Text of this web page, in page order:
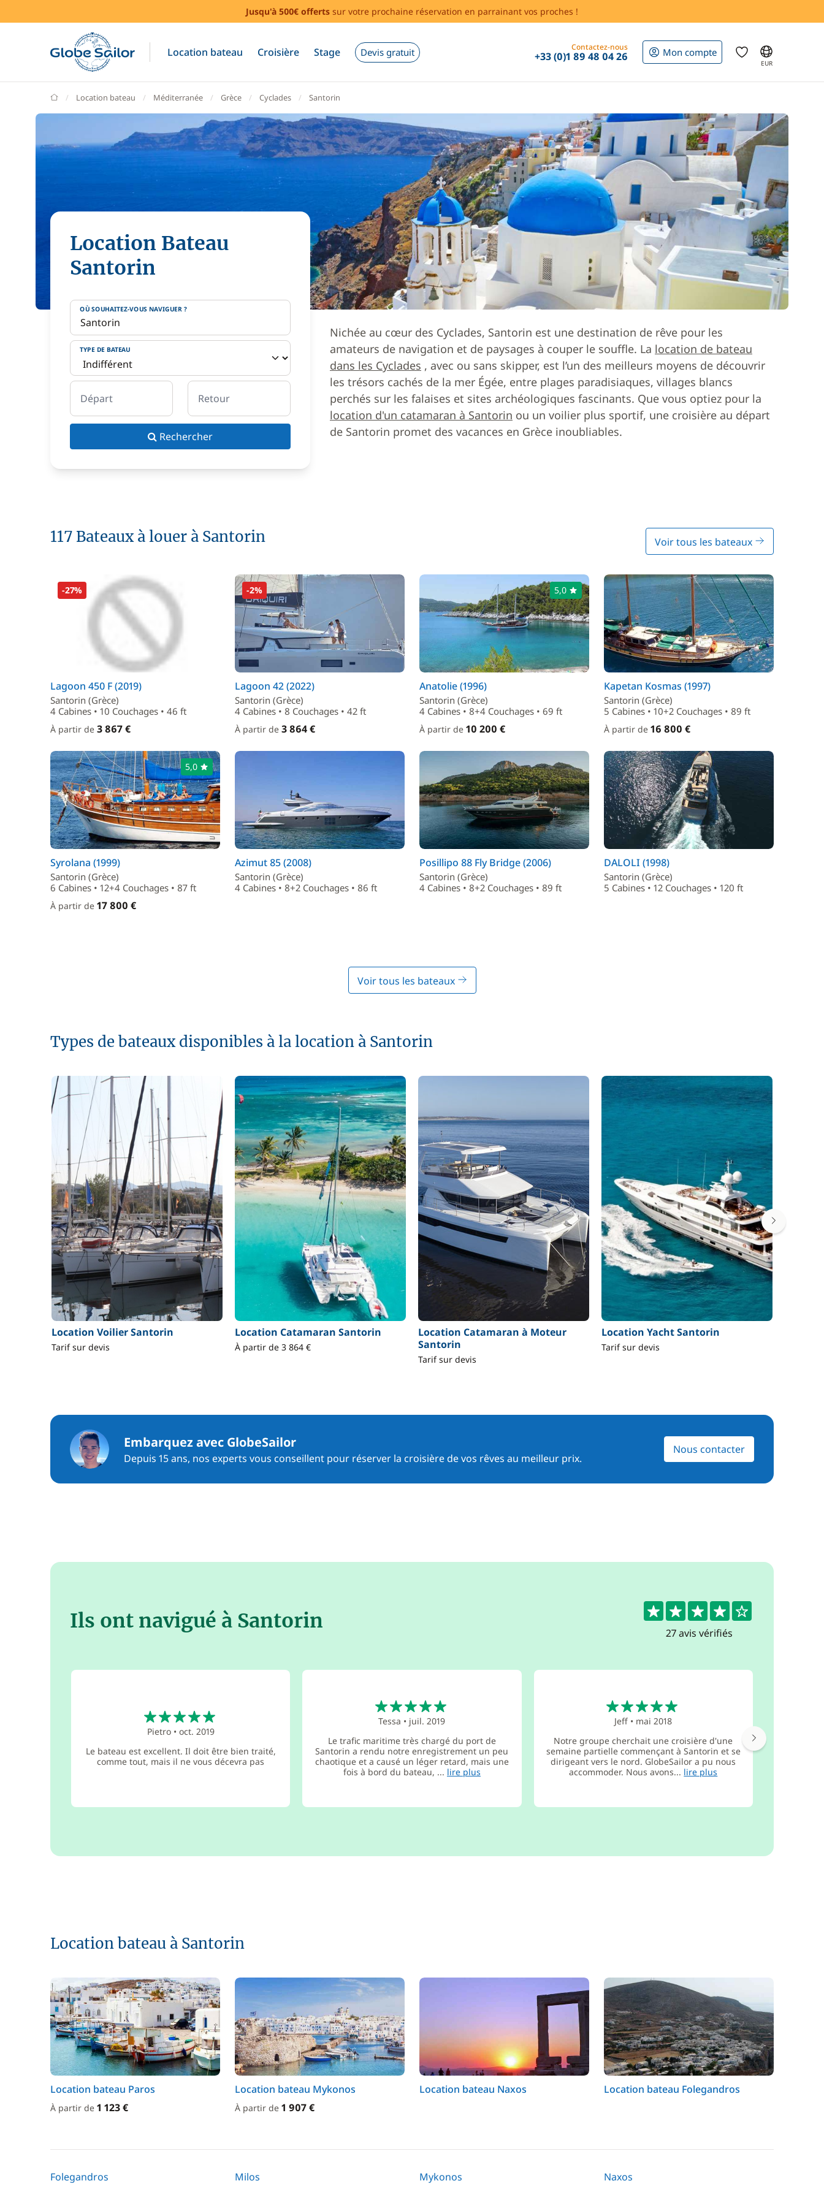
Jusqu'à 500€ offerts sur votre prochaine réservation en parrainant vos proches !
Location bateau Croisière Stage Devis gratuit Contactez-nous
+33 (0)1 89 48 04 26 Mon compte
EUR
GlobeSailor
Location bateau Méditerranée Grèce Cyclades Santorin
Location Bateau
Santorin
OÙ SOUHAITEZ-VOUS NAVIGUER ?
TYPE DE BATEAU
Départ Retour
Rechercher
Nichée au cœur des Cyclades, Santorin est une destination de rêve pour les
amateurs de navigation et de paysages à couper le souffle. La location de bateau
dans les Cyclades , avec ou sans skipper, est l’un des meilleurs moyens de découvrir
les trésors cachés de la mer Égée, entre plages paradisiaques, villages blancs
perchés sur les falaises et sites archéologiques fascinants. Que vous optiez pour la
location d'un catamaran à Santorin ou un voilier plus sportif, une croisière au départ
de Santorin promet des vacances en Grèce inoubliables.
117 Bateaux à louer à Santorin Voir tous les bateaux
-27%
Lagoon 450 F (2019)
Santorin (Grèce)
4 Cabines • 10 Couchages • 46 ft
À partir de 3 867 €
-2%
Lagoon 42 (2022)
Santorin (Grèce)
4 Cabines • 8 Couchages • 42 ft
À partir de 3 864 €
5,0
Anatolie (1996)
Santorin (Grèce)
4 Cabines • 8+4 Couchages • 69 ft
À partir de 10 200 €
Kapetan Kosmas (1997)
Santorin (Grèce)
5 Cabines • 10+2 Couchages • 89 ft
À partir de 16 800 €
5,0
Syrolana (1999)
Santorin (Grèce)
6 Cabines • 12+4 Couchages • 87 ft
À partir de 17 800 €
Azimut 85 (2008)
Santorin (Grèce)
4 Cabines • 8+2 Couchages • 86 ft
Posillipo 88 Fly Bridge (2006)
Santorin (Grèce)
4 Cabines • 8+2 Couchages • 89 ft
DALOLI (1998)
Santorin (Grèce)
5 Cabines • 12 Couchages • 120 ft
Voir tous les bateaux
Types de bateaux disponibles à la location à Santorin
Location Voilier Santorin
Tarif sur devis
Location Catamaran Santorin
À partir de 3 864 €
Location Catamaran à Moteur
Santorin
Tarif sur devis
Location Yacht Santorin
Tarif sur devis
Embarquez avec GlobeSailor
Depuis 15 ans, nos experts vous conseillent pour réserver la croisière de vos rêves au meilleur prix.
Nous contacter
4.4
27 avis vérifiés
Ils ont navigué à Santorin
Pietro• oct. 2019
Le bateau est excellent. Il doit être bien traité,
comme tout, mais il ne vous décevra pas
Tessa • juil. 2019
Le trafic maritime très chargé du port de
Santorin a rendu notre enregistrement un peu
chaotique et a causé un léger retard, mais une
fois à bord du bateau, ... lire plus
Jeff • mai 2018
Notre groupe cherchait une croisière d'une
semaine partielle commençant à Santorin et se
dirigeant vers le nord. GlobeSailor a pu nous
accommoder. Nous avons... lire plus
Location bateau à Santorin
Location bateau Paros
À partir de 1 123 €
Location bateau Mykonos
À partir de 1 907 €
Location bateau Naxos Location bateau Folegandros
Folegandros Milos Mykonos
Naxos